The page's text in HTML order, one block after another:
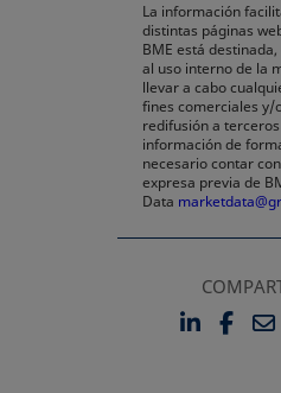
La información
distintas páginas
BME está
al uso interno de la
llevar a cabo
fines comerciales y/
redifusión a
información de
necesario contar
expresa previa de
Data
SESE